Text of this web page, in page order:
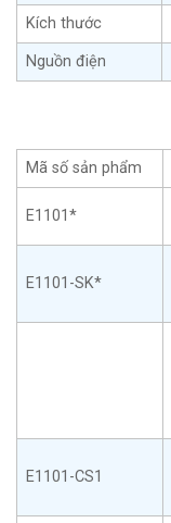
Kích thước
Nguồn điện
Mã số sản phẩm
E1101*
E1101-SK*
E1101-CS1